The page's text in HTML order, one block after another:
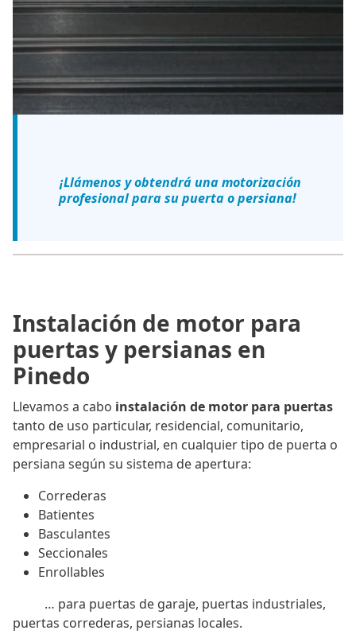
¡Llámenos y obtendrá una motorización
profesional para su puerta o persiana!
Instalación de motor para
puertas y persianas en
Pinedo
Llevamos a cabo instalación de motor para puertas
tanto de uso particular, residencial, comunitario,
empresarial o industrial, en cualquier tipo de puerta o
persiana según su sistema de apertura:
Correderas
Batientes
Basculantes
Seccionales
Enrollables
… para puertas de garaje, puertas industriales,
puertas correderas, persianas locales.